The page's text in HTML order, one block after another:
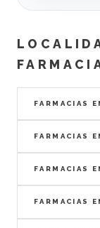
FARMACIAS
FARMACIAS
FARMACIAS
FARMACIAS